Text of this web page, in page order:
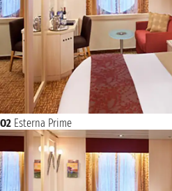
O2 Esterna Prime